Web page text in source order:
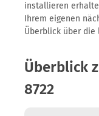
installieren
Ihrem eigenen
Überblick über die
Überblick
8722